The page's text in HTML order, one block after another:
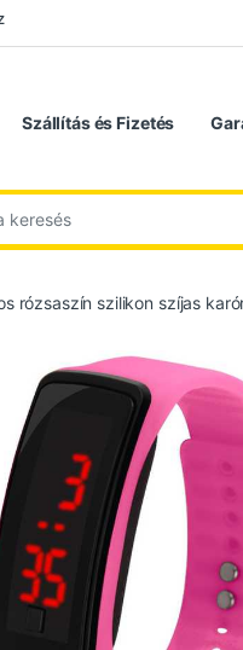
Szállítás és Fizetés
rózsaszín szilikon szíjas